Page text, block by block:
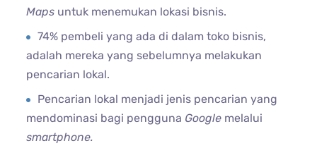
Maps untuk menemukan lokasi bisnis.
74% pembeli yang ada di dalam toko bisnis,
adalah mereka yang sebelumnya melakukan
pencarian lokal.
Pencarian lokal menjadi jenis pencarian yang
mendominasi bagi pengguna Google melalui
smartphone.